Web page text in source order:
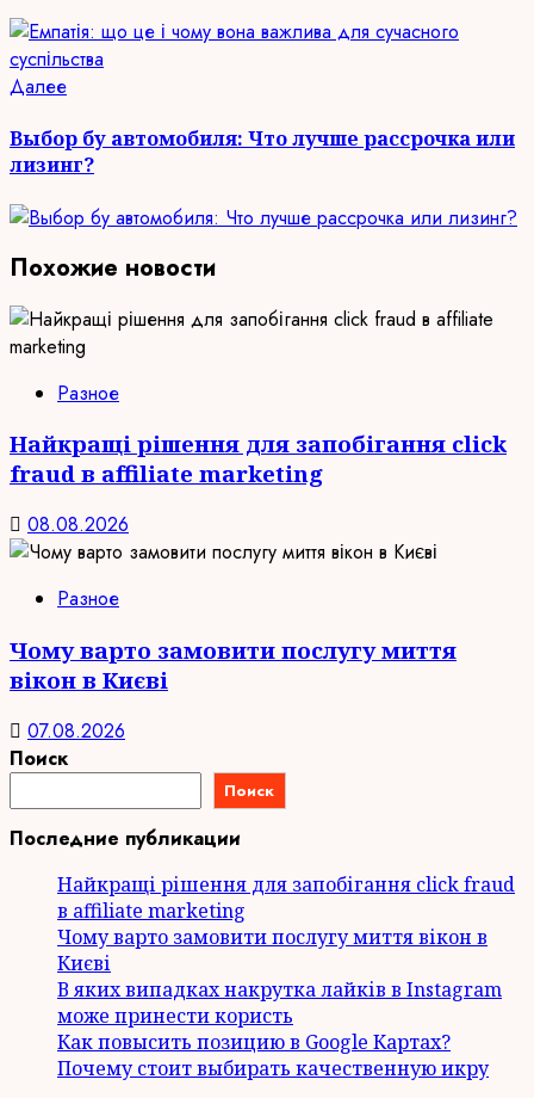
ДалееСледующая
Выбор бу автомобиля: Что лучше рассрочка или
лизинг?
Похожие новости
Разное
Найкращі рішення для запобігання click
fraud в affiliate marketing
08.08.2026
Разное
Чому варто замовити послугу миття
вікон в Києві
07.08.2026
Поиск
Поиск
Последние публикации
Найкращі рішення для запобігання click fraud
в affiliate marketing
Чому варто замовити послугу миття вікон в
Києві
В яких випадках накрутка лайків в Instagram
може принести користь
Как повысить позицию в Google Картах?
Почему стоит выбирать качественную икру